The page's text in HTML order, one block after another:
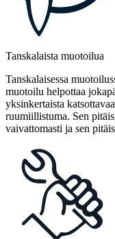
Tanskalaista muotoilua
Tanskalaisessa
muotoilu helpottaa
yksinkertaista
ruumiillistuma. Sen
vaivattomasti ja sen